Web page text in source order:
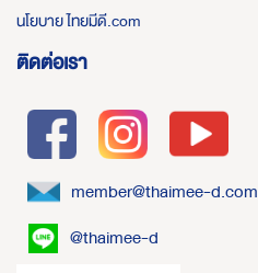
นโยบาย ไทยมีดี.com
ติดต่อเรา
member@thaimee-d.com
@thaimee-d